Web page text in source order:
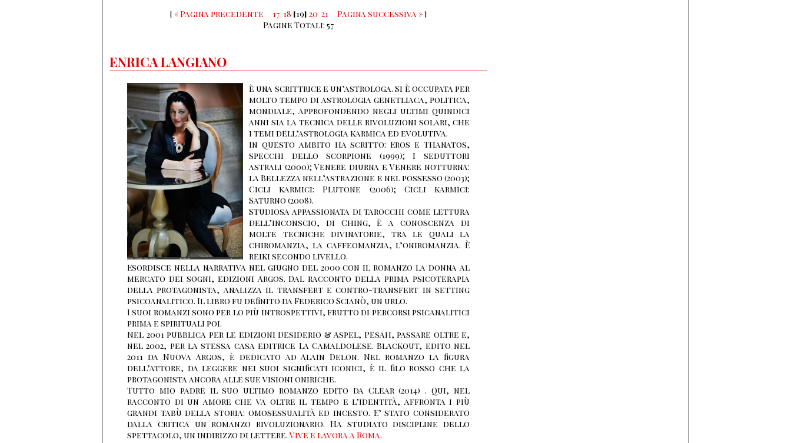
[ « Pagina precedente 17 18 [19] 20 21 Pagina successiva »]
Pagine Totali: 57
ENRICA LANGIANO
è una scrittrice e un’astrologa. Si è occupata per
molto tempo di astrologia genetliaca, politica,
mondiale, approfondendo negli ultimi quindici
anni sia la tecnica delle rivoluzioni solari, che
i temi dell’astrologia karmica ed evolutiva.
In questo ambito ha scritto: Eros e Thanatos,
specchi dello scorpione (1999); I seduttori
astrali (2000); Venere diurna e Venere notturna:
la Bellezza nell’astrazione e nel possesso (2003);
Cicli karmici: Plutone (2006); Cicli karmici:
Saturno (2008).
Studiosa appassionata di tarocchi come lettura
dell’inconscio, di Ching, è a conoscenza di
molte tecniche divinatorie, tra le quali la
chiromanzia, la caffeomanzia, l’oniromanzia. È
reiki secondo livello.
Esordisce nella narrativa nel giugno del 2000 con il romanzo La donna al
mercato dei sogni, edizioni Argos. Dal racconto della prima psicoterapia
della protagonista, analizza il transfert e contro-transfert in setting
psicoanalitico. Il libro fu definito da Federico Scianò, un urlo.
I suoi romanzi sono per lo più introspettivi, frutto di percorsi psicanalitici
prima e spirituali poi.
Nel 2001 pubblica per le edizioni Desiderio & Aspel, Pesah, passare oltre e,
nel 2002, per la stessa casa editrice La Camaldolese. Blackout, edito nel
2011 da Nuova Argos, è dedicato ad Alain Delon. Nel romanzo la figura
dell’attore, da leggere nei suoi significati iconici, è il filo rosso che la
protagonista ancora alle sue visioni oniriche.
Tutto mio padre il suo ultimo romanzo edito da Clear (2014) . Qui, nel
racconto di un amore che va oltre il tempo e l’identità, affronta i più
grandi tabù della storia: omosessualità ed incesto. E’ stato considerato
dalla critica un romanzo rivoluzionario. Ha studiato discipline dello
spettacolo, un indirizzo di lettere.Vive e lavora a Roma.